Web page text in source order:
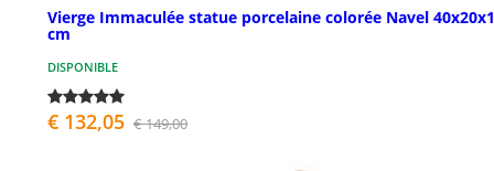
Vierge Immaculée statue porcelaine colorée Navel
cm
DISPONIBLE
€ 132,05 € 149,00